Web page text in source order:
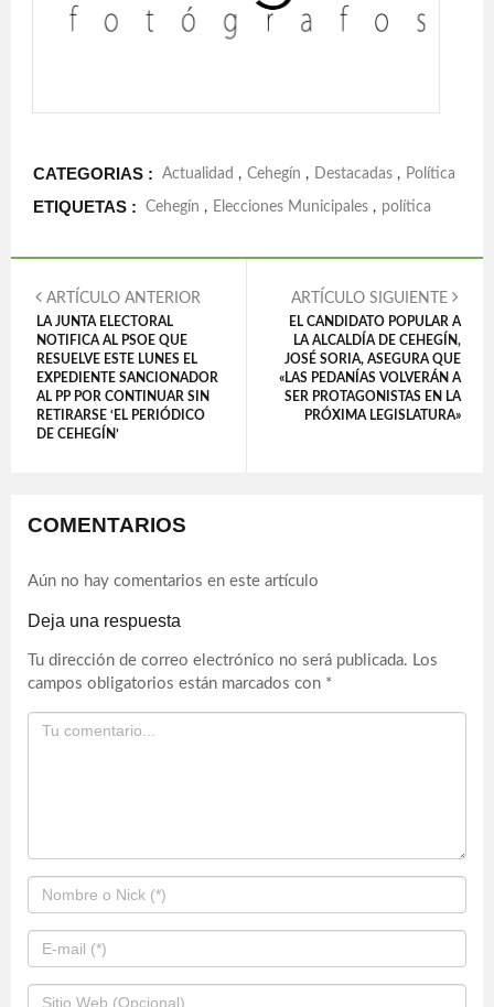
CATEGORIAS : Actualidad , Cehegín , Destacadas , Política
ETIQUETAS : Cehegín , Elecciones Municipales , política
ARTÍCULO ANTERIOR
LA JUNTA ELECTORAL
NOTIFICA AL PSOE QUE
RESUELVE ESTE LUNES EL
EXPEDIENTE SANCIONADOR
AL PP POR CONTINUAR SIN
RETIRARSE ‘EL PERIÓDICO
DE CEHEGÍN’
ARTÍCULO SIGUIENTE
EL CANDIDATO POPULAR A
LA ALCALDÍA DE CEHEGÍN,
JOSÉ SORIA, ASEGURA QUE
«LAS PEDANÍAS VOLVERÁN A
SER PROTAGONISTAS EN LA
PRÓXIMA LEGISLATURA»
COMENTARIOS
Aún no hay comentarios en este artículo
Deja una respuesta
Tu dirección de correo electrónico no será publicada. Los
campos obligatorios están marcados con *